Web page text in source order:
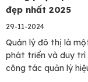
đẹp nhất 2025
29-11-2024
Quản lý đô thị là
phát triển và duy trì
công tác quản lý